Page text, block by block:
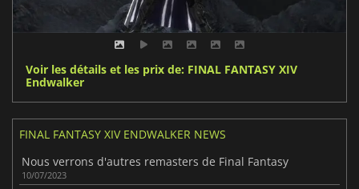
Voir les détails et les prix de: FINAL FANTASY XIV
Endwalker
FINAL FANTASY XIV ENDWALKER NEWS
Nous verrons d'autres remasters de Final Fantasy
10/07/2023